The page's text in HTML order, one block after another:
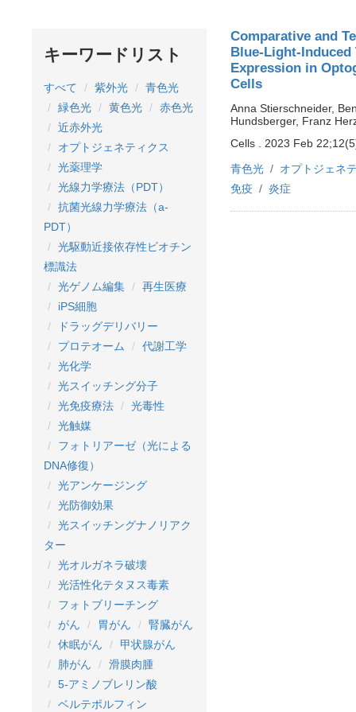
キーワードリスト
すべて 紫外光
青色光
緑色光
黄色光
赤色光
近赤外光
オプトジェネティクス
光薬理学
光線力学療法（PDT）
抗菌光線力学療法（a-
PDT）
光駆動近接依存性ビオチン
標識法
光ゲノム編集
再生医療
iPS細胞
ドラッグデリバリー
プロテオーム
代謝工学
光化学
光スイッチング分子
光免疫療法
光毒性
光触媒
フォトリアーゼ（光による
DNA修復）
光アンケージング
光防御効果
光スイッチングナノリアク
ター
光オルガネラ破壊
光活性化テタヌス毒素
フォトブリーチング
がん
胃がん
腎臓がん
休眠がん
甲状腺がん
肺がん
滑膜肉腫
5-アミノブレリン酸
ベルテポルフィン
Comparative and
Blue-Light-Induced
Expression in
Cells
Anna Stierschneider,
Hundsberger, Franz
Cells . 2023 Feb
青色光
オプトジェネ
免疫
炎症